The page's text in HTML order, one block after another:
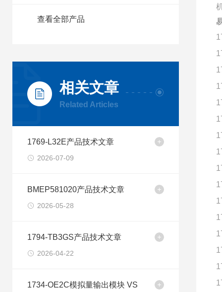
查看全部产品
相关文章
Related Articles
1769-L32E产品技术文章
2026-07-09
BMEP581020产品技术文章
2026-05-28
1794-TB3GS产品技术文章
2026-04-22
1734-OE2C模拟量输出模块 VS